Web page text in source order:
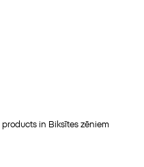
products in Biksītes zēniem